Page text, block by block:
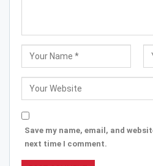
Save my name, email, and
next time I comment.